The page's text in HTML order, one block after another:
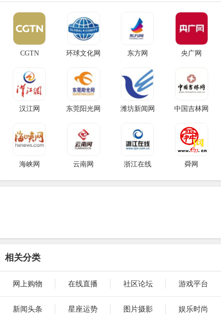
CGTN 环球文化网 东方网 央广网
汉江网 东莞阳光网 潍坊新闻网 中国吉林网
海峡网 云南网 浙江在线 舜网
相关分类
网上购物 在线直播 社区论坛 游戏平台
新闻头条 星座运势 图片摄影 娱乐时尚